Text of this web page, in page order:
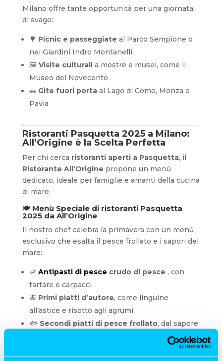
Milano offre tante opportunità per una giornata
di svago:
🌳 Picnic e passeggiate al Parco Sempione o
nei Giardini Indro Montanelli
🖼️ Visite culturalia mostre e musei, come il
Museo del Novecento
🚗 Gite fuori portaal Lago di Como, Monza o
Pavia
Ristoranti Pasquetta 2025 a Milano:
All’Origine è la Scelta Perfetta
Per chi cerca ristoranti aperti a Pasquetta, il
Ristorante All’Origine propone un menù
dedicato, ideale per famiglie e amanti della cucina
di mare.
🍽️ Menù Speciale di ristoranti Pasquetta
2025 da All’Origine
Il nostro chef celebra la primavera con un menù
esclusivo che esalta il pesce frollato e i sapori del
mare:
🦐 Antipasti di pesce crudo di pesce , con
tartare e carpacci
🍝 Primi piatti d’autore, come linguine
all’astice e risotto agli agrumi
🐟 Secondi piatti di pesce frollato, dal sapore